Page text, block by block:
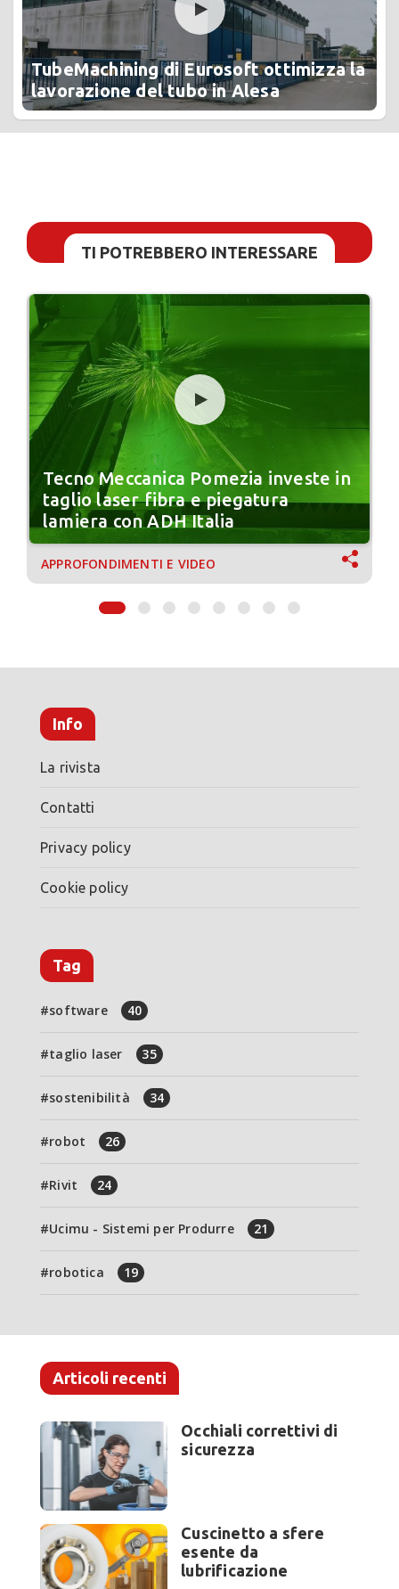
TubeMachining di Eurosoft ottimizza la
lavorazione del tubo in Alesa
TI POTREBBERO INTERESSARE
Tecno Meccanica Pomezia investe in
taglio laser fibra e piegatura
lamiera con ADH Italia
APPROFONDIMENTI E VIDEO
Info
La rivista
Contatti
Privacy policy
Cookie policy
Tag
software 40
taglio laser 35
sostenibilità 34
robot 26
Rivit 24
Ucimu - Sistemi per Produrre 21
robotica 19
Articoli recenti
Occhiali correttivi di
sicurezza
Cuscinetto a sfere
esente da
lubrificazione